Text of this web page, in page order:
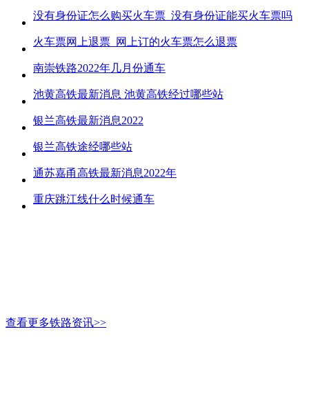
没有身份证怎么购买火车票_没有身份证能买火车票吗
火车票网上退票_网上订的火车票怎么退票
南崇铁路2022年几月份通车
池黄高铁最新消息 池黄高铁经过哪些站
银兰高铁最新消息2022
银兰高铁途经哪些站
通苏嘉甬高铁最新消息2022年
重庆跳江线什么时候通车
查看更多铁路资讯>>